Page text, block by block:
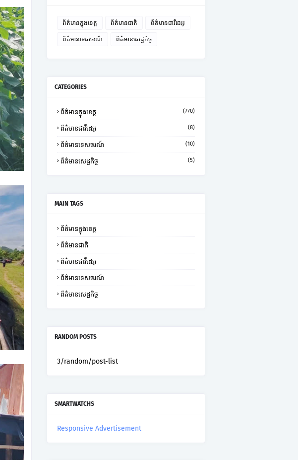
ព័ត៌មានក្នុងខេត្ត ព័ត៌មានជាតិ ព័ត៌មានជាវីដេអូ
ព័ត៌មានទេសចរណ៍ ព័ត៌មានសេដ្ឋកិច្ច
CATEGORIES
ព័ត៌មានក្នុងខេត្ត (770)
ព័ត៌មានជាវីដេអូ (8)
ព័ត៌មានទេសចរណ៍ (10)
ព័ត៌មានសេដ្ឋកិច្ច (5)
MAIN TAGS
ព័ត៌មានក្នុងខេត្ត
ព័ត៌មានជាតិ
ព័ត៌មានជាវីដេអូ
ព័ត៌មានទេសចរណ៍
ព័ត៌មានសេដ្ឋកិច្ច
RANDOM POSTS
3/random/post-list
SMARTWATCHS
Responsive Advertisement